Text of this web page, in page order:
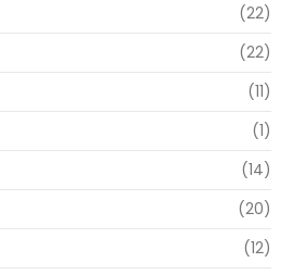
(22)
(22)
(11)
(1)
(14)
(20)
(12)